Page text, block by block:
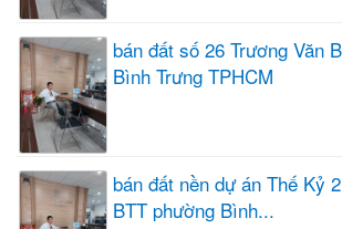
bán đất số 26 Trương Văn
Bình Trưng TPHCM
bán đất nền dự án Thế Kỷ
BTT phường Bình...